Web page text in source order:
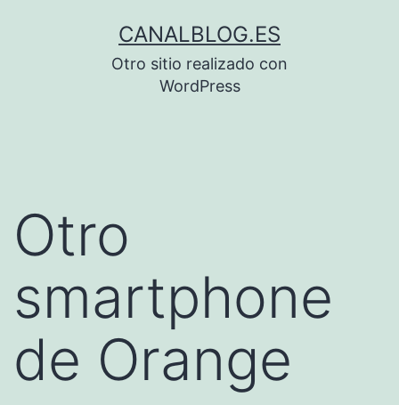
CANALBLOG.ES
Otro sitio realizado con
WordPress
Otro
smartphone
de Orange